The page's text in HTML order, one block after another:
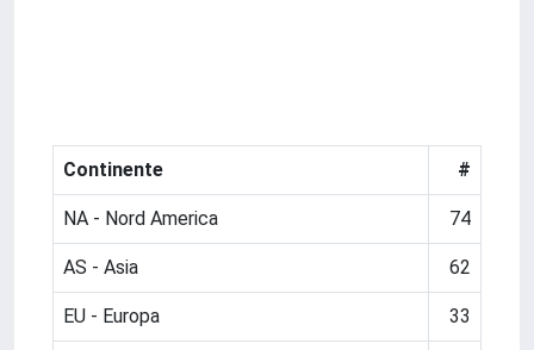
Continente #
NA - Nord America 74
AS - Asia 62
EU - Europa 33